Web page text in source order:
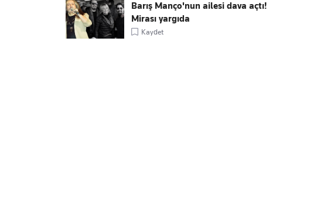
Barış Manço'nun ailesi dava açtı!
Mirası yargıda
Kaydet